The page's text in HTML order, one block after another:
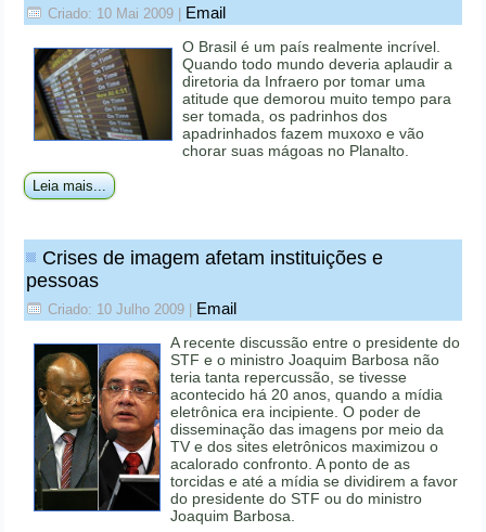
Criado: 10 Mai 2009 Email
O Brasil é um país realmente incrível.
Quando todo mundo deveria aplaudir a
diretoria da Infraero por tomar uma
atitude que demorou muito tempo para
ser tomada, os padrinhos dos
apadrinhados fazem muxoxo e vão
chorar suas mágoas no Planalto.
Leia mais...
Crises de imagem afetam instituições e
pessoas
Criado: 10 Julho 2009 Email
A recente discussão entre o presidente do
STF e o ministro Joaquim Barbosa não
teria tanta repercussão, se tivesse
acontecido há 20 anos, quando a mídia
eletrônica era incipiente. O poder de
disseminação das imagens por meio da
TV e dos sites eletrônicos maximizou o
acalorado confronto. A ponto de as
torcidas e até a mídia se dividirem a favor
do presidente do STF ou do ministro
Joaquim Barbosa.